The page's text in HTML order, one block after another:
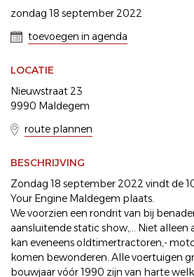
zondag 18 september 2022
toevoegen in agenda
LOCATIE
Nieuwstraat 23
9990 Maldegem
route plannen
BESCHRIJVING
Zondag 18 september 2022 vindt de
Your Engine Maldegem plaats.
We voorzien een rondrit van bij
aansluitende static show,... Niet alleen
kan eveneens oldtimertractoren,-
komen bewonderen. Alle voertuigen
bouwjaar vóór 1990 zijn van harte